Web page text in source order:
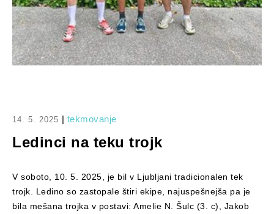
14. 5. 2025 | tekmovanje
Ledinci na teku trojk
V soboto, 10. 5. 2025, je bil v Ljubljani tradicionalen tek
trojk. Ledino so zastopale štiri ekipe, najuspešnejša pa je
bila mešana trojka v postavi: Amelie N. Šulc (3. c), Jakob